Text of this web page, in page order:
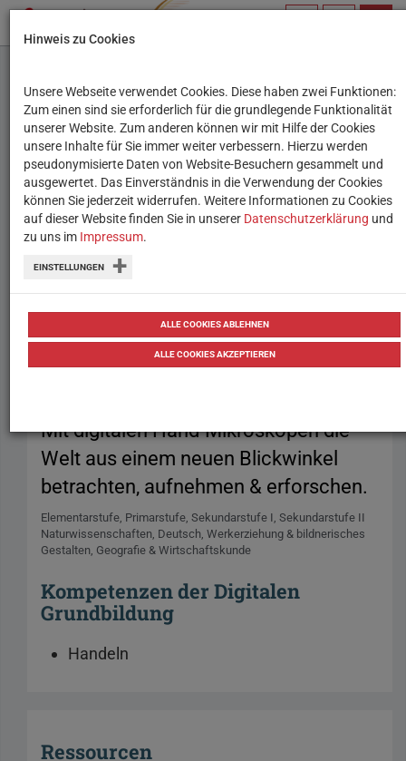
Die Welt durchs
Mit digitalen Hand-Mikroskopen die
Welt aus einem neuen Blickwinkel
betrachten, aufnehmen & erforschen.
Elementarstufe Primarstufe Sekundarstufe I Sekundarstufe II
Naturwissenschaften Deutsch Werkerziehung & bildnerisches
Gestalten Geografie & Wirtschaftskunde
Kompetenzen der Digitalen
Grundbildung
Handeln
Ressourcen
Erweiterte
Informationen
Kontakt
Sie benötigen nähere Tipps oder Anregungen zur
praktischen Umsetzung oder haben selbst eine
medienpädagogische Idee, die hier veröffentlicht
werden soll? Kontaktieren Sie uns!
JETZT KONTAKTIEREN
Hinweis zu Cookies
Unsere Webseite verwendet Cookies. Diese haben zwei Funktionen:
Zum einen sind sie erforderlich für die grundlegende Funktionalität
unserer Website. Zum anderen können wir mit Hilfe der Cookies
unsere Inhalte für Sie immer weiter verbessern. Hierzu werden
pseudonymisierte Daten von Website-Besuchern gesammelt und
ausgewertet. Das Einverständnis in die Verwendung der Cookies
können Sie jederzeit widerrufen. Weitere Informationen zu Cookies
auf dieser Website finden Sie in unserer Datenschutzerklärung und
zu uns im Impressum.
EINSTELLUNGEN
ALLE COOKIES ABLEHNEN
ALLE COOKIES AKZEPTIEREN